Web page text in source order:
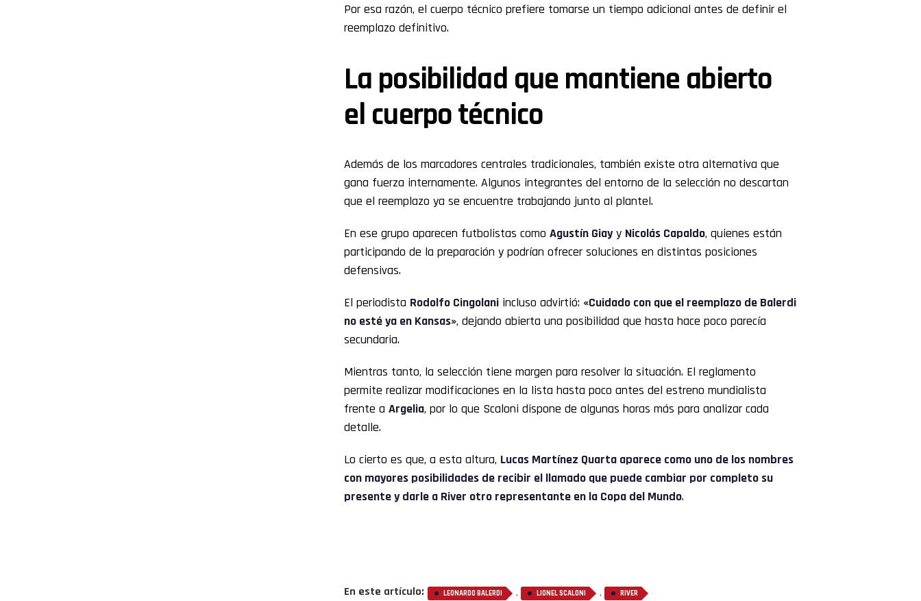
Por esa razón, el cuerpo técnico prefiere tomarse un tiempo adicional antes de definir el
reemplazo definitivo.
La posibilidad que mantiene abierto
el cuerpo técnico
Además de los marcadores centrales tradicionales, también existe otra alternativa que
gana fuerza internamente. Algunos integrantes del entorno de la selección no descartan
que el reemplazo ya se encuentre trabajando junto al plantel.
En ese grupo aparecen futbolistas como Agustín Giayy Nicolás Capaldo, quienes están
participando de la preparación y podrían ofrecer soluciones en distintas posiciones
defensivas.
El periodista Rodolfo Cingolani incluso advirtió: «Cuidado con que el reemplazo de Balerdi
no esté ya en Kansas», dejando abierta una posibilidad que hasta hace poco parecía
secundaria.
Mientras tanto, la selección tiene margen para resolver la situación. El reglamento
permite realizar modificaciones en la lista hasta poco antes del estreno mundialista
frente a Argelia, por lo que Scaloni dispone de algunas horas más para analizar cada
detalle.
Lo cierto es que, a esta altura, Lucas Martínez Quarta aparece como uno de los nombres
con mayores posibilidades de recibir el llamado que puede cambiar por completo su
presente y darle a River otro representante en la Copa del Mundo.
En este artículo: LEONARDO BALERDI , LIONEL SCALONI , RIVER